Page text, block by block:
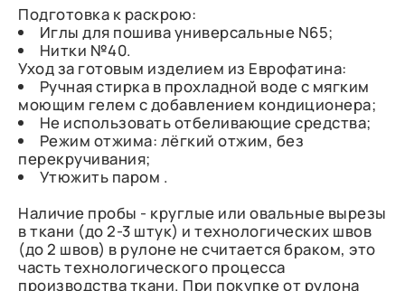
Подготовка к раскрою:
Иглы для пошива универсальные N65;
Нитки №40.
Уход за готовым изделием из Еврофатина:
Ручная стирка в прохладной воде с мягким
моющим гелем с добавлением кондиционера;
Не использовать отбеливающие средства;
Режим отжима: лёгкий отжим, без
перекручивания;
Утюжить паром .
Наличие пробы - круглые или овальные вырезы
в ткани (до 2-3 штук) и технологических швов
(до 2 швов) в рулоне не считается браком, это
часть технологического процесса
производства ткани. При покупке от рулона